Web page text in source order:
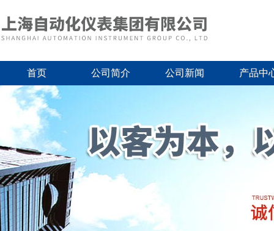
首页 公司简介 公司新闻 产品中